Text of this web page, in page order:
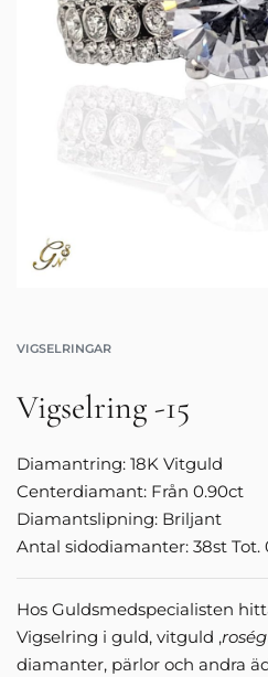
VIGSELRINGAR
Vigselring -15
Diamantring: 18K Vitguld
Centerdiamant: Från 0.90ct
Diamantslipning: Briljant
Antal sidodiamanter: 38st Tot.
Hos Guldsmedspecialisten
Vigselring i guld, vitguld ,
diamanter, pärlor och andra